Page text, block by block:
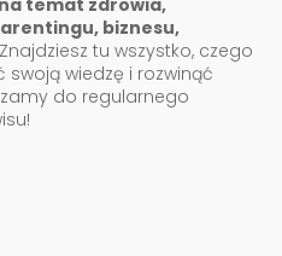
temat zdrowia,
biznesu,
Znajdziesz tu wszystko, czego
swoją wiedzę i rozwinąć
do regularnego